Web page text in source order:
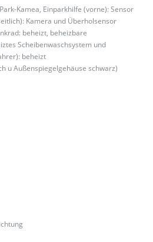
Kamea, Einparkhilfe (vorne): Sensor
Kamera und Überholsensor
beheizt, beheizbare
Scheibenwaschsystem und
beheizt
u Außenspiegelgehäuse schwarz)